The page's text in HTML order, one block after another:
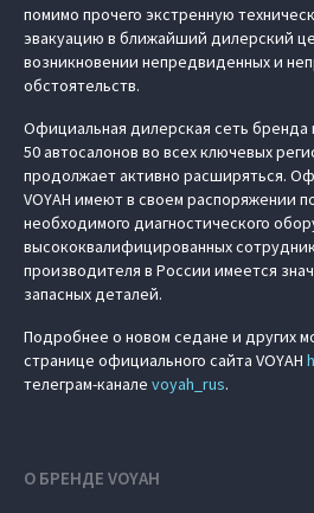
помимо прочего экстренную
эвакуацию в ближайший дилерский
возникновении непредвиденных и
обстоятельств.
Официальная дилерская сеть бренда
50 автосалонов во всех ключевых
продолжает активно расширяться.
VOYAH имеют в своем распоряжении
необходимого диагностического
высококвалифицированных
производителя в России имеется
запасных деталей.
Подробнее о новом седане и других
странице официального сайта VOYAH
телеграм-канале voyah_rus.
О БРЕНДЕ VOYAH